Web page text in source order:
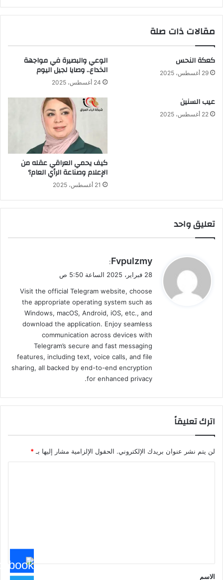
مقالات ذات صلة
كعكة النحس
29 أغسطس، 2025
الوعي والبصيرة في مواجهة
الخداع.. وصايا لجيل اليوم
24 أغسطس، 2025
عيب السنين
22 أغسطس، 2025
كيف يحمي العراقي عقله من
الإعلام وصناعة الرأي العام؟
21 أغسطس، 2025
تعليق واحد
ي
ل
Fvpulzmy
:
28 فبراير، 2025 الساعة 5:50 ص
Visit the official Telegram website, choose
the appropriate operating system such as
Windows, macOS, Android, iOS, etc., and
download the application. Enjoy seamless
communication across devices with
Telegram’s secure and fast messaging
features, including text, voice calls, and file
sharing, all backed by end-to-end encryption
for enhanced privacy.
اترك تعليقاً
لن يتم نشر عنوان بريدك الإلكتروني. الحقول الإلزامية مشار إليها بـ *
*
الاسم